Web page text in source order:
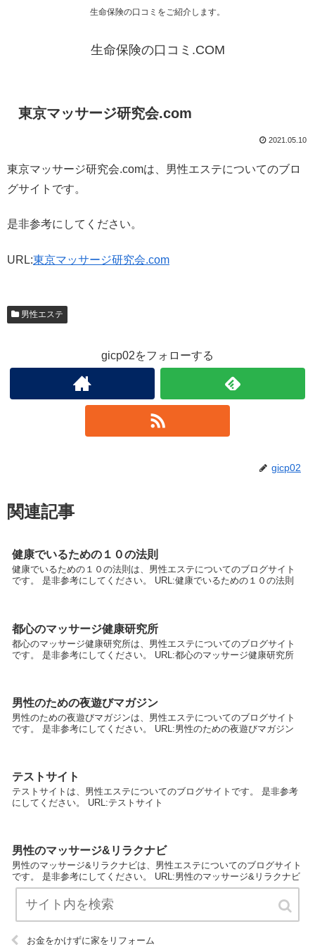
生命保険の口コミをご紹介します。
生命保険の口コミ.COM
東京マッサージ研究会.com
2021.05.10
東京マッサージ研究会.comは、男性エステについてのブロ
グサイトです。
是非参考にしてください。
URL:東京マッサージ研究会.com
男性エステ
gicp02をフォローする
gicp02
関連記事
健康でいるための１０の法則
健康でいるための１０の法則は、男性エステについてのブログサイト
です。 是非参考にしてください。 URL:健康でいるための１０の法則
都心のマッサージ健康研究所
都心のマッサージ健康研究所は、男性エステについてのブログサイト
です。 是非参考にしてください。 URL:都心のマッサージ健康研究所
男性のための夜遊びマガジン
男性のための夜遊びマガジンは、男性エステについてのブログサイト
です。 是非参考にしてください。 URL:男性のための夜遊びマガジン
テストサイト
テストサイトは、男性エステについてのブログサイトです。 是非参考
にしてください。 URL:テストサイト
男性のマッサージ&リラクナビ
男性のマッサージ&リラクナビは、男性エステについてのブログサイト
です。 是非参考にしてください。 URL:男性のマッサージ&リラクナビ
お金をかけずに家をリフォーム